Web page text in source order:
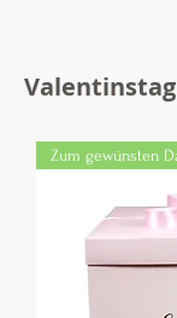
Valentinstag